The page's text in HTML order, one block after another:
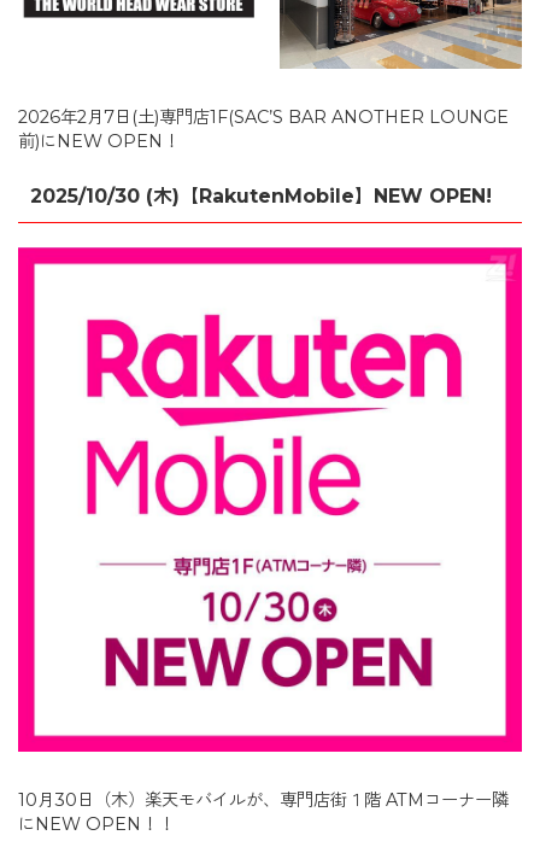
9/12(木)NEW OPEN【Grand Joul(グランジュール)】
イオンモール三光リニューアルのお知らせ【〜2024年
カットコムズ 閉店のお知らせ【〜2024年8月31日
（土）】
【だがし家ちゃりんこ】7/23(火)移転リニューアルオープ
ン！
2026年2月7日(土)専門店1F(SAC’S BAR ANOTHER LOUNGE
前)にNEW OPEN！
2025/10/30 (木)【RakutenMobile】NEW OPEN!
10月30日（木）楽天モバイルが、専門店街１階 ATMコーナー隣
にNEW OPEN！！